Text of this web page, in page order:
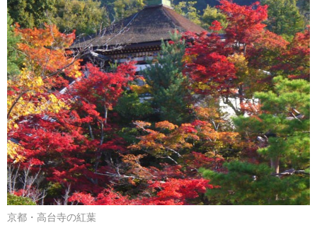
京都・高台寺の紅葉